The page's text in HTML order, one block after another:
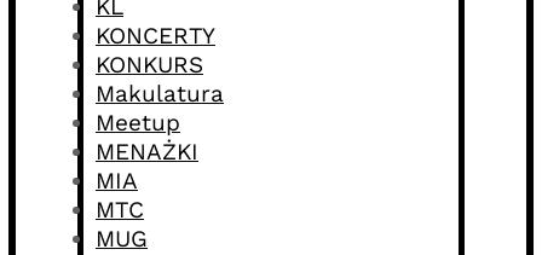
KL
KONCERTY
KONKURS
Makulatura
Meetup
MENAŻKI
MIA
MTC
MUG